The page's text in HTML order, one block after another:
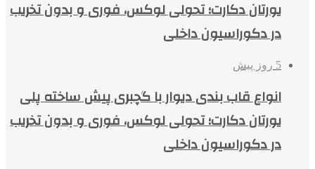
یورتان دکارت؛ تحولی لوکس، فوری و بدون تخریب
در دکوراسیون داخلی
5 روز پیش
انواع قاب بندی دیوار با گچبری پیش ساخته پلی
یورتان دکارت؛ تحولی لوکس، فوری و بدون تخریب
در دکوراسیون داخلی